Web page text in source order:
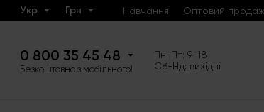
Укр Грн Навчання Оптовий продаж
0 800 35 45 48
Безкоштовно з мобільного!
Пн-Пт: 9-18
Сб-Нд: вихідні